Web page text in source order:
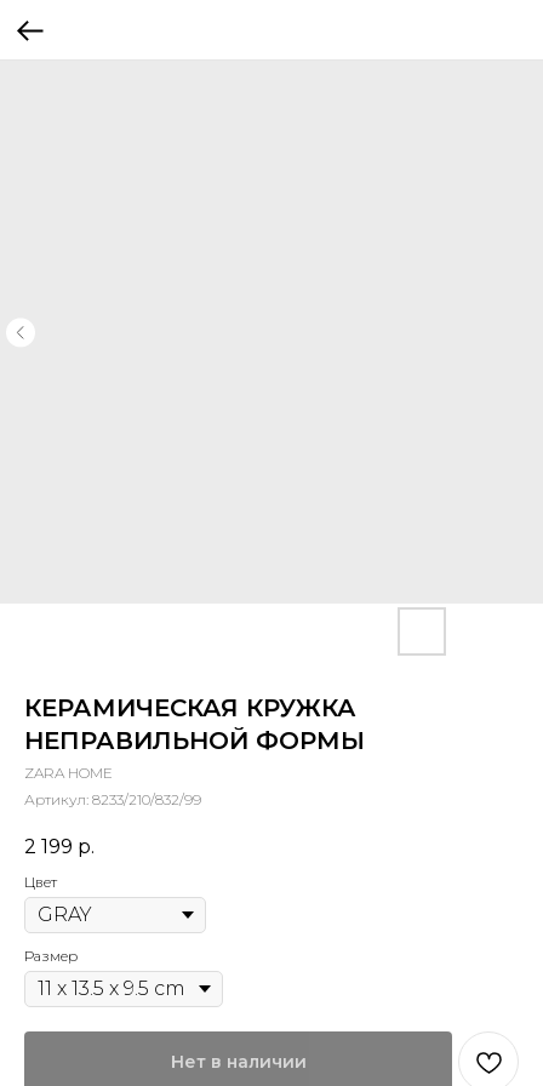
КЕРАМИЧЕСКАЯ КРУЖКА
НЕПРАВИЛЬНОЙ ФОРМЫ
ZARA HOME
Артикул: 8233/210/832/99
2 199 р.
Цвет
Размер
Нет в наличии